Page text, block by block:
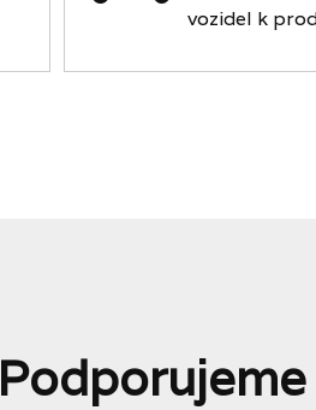
vozidel k
Podporujeme